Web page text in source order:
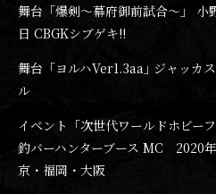
舞台「爆剣〜幕府御前試合〜」
日 CBGKシブゲキ!!
舞台「ヨルハVer1.3aa｣ ジャッカ
ル
イベント「次世代ワールドホビー
釣バーハンターブース MC 2020
京・福岡・大阪